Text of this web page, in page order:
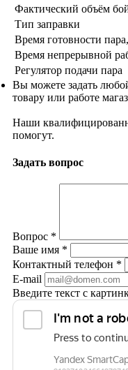
Фактический объём
Тип заправки
Время готовности
Время непрерывной
Регулятор подачи пара
Вы можете задать
товару или работе
Наши
помогут.
Задать вопрос
Вопрос *
Ваше имя *
Контактный телефон *
E-mail
Введите текст с